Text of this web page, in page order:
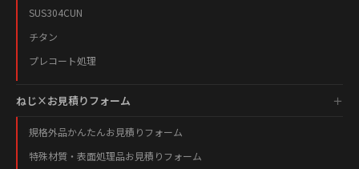
SUS304CUN
チタン
プレコート処理
ねじ×お見積りフォーム
規格外品かんたんお見積りフォーム
特殊材質・表面処理品お見積りフォーム